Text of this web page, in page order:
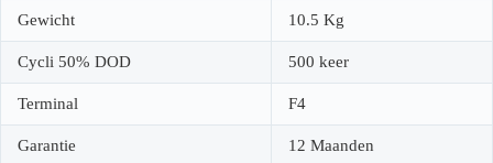
Gewicht 10.5 Kg
Cycli 50% DOD 500 keer
Terminal F4
Garantie 12 Maanden